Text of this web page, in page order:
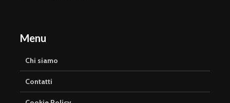
Menu
Chi siamo
Contatti